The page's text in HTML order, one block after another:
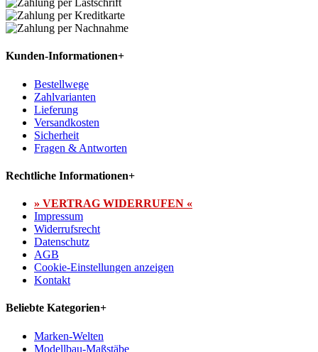
Kunden-Informationen+
Bestellwege
Zahlvarianten
Lieferung
Versandkosten
Sicherheit
Fragen & Antworten
Rechtliche Informationen+
» VERTRAG WIDERRUFEN «
Impressum
Widerrufsrecht
Datenschutz
AGB
Cookie-Einstellungen anzeigen
Kontakt
Beliebte Kategorien+
Marken-Welten
Modellbau-Maßstäbe